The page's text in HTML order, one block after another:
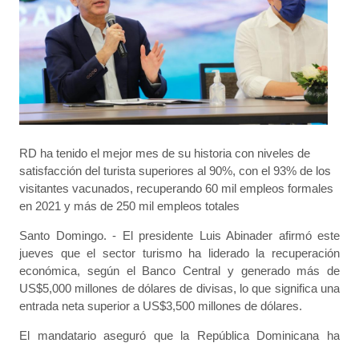
RD ha tenido el mejor mes de su historia con niveles de
satisfacción del turista superiores al 90%, con el 93% de los
visitantes vacunados, recuperando 60 mil empleos formales
en 2021 y más de 250 mil empleos totales
Santo Domingo. - El presidente Luis Abinader afirmó este
jueves que el sector turismo ha liderado la recuperación
económica, según el Banco Central y generado más de
US$5,000 millones de dólares de divisas, lo que significa una
entrada neta superior a US$3,500 millones de dólares.
El mandatario aseguró que la República Dominicana ha